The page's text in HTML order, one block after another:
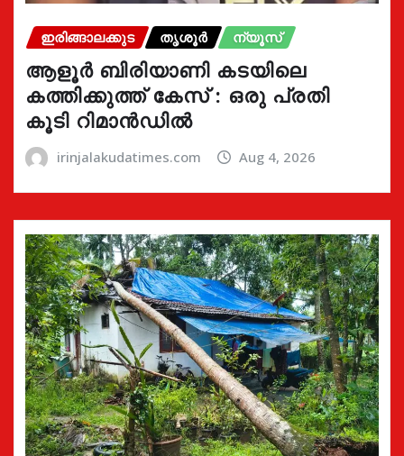
ഇരിങ്ങാലക്കുട തൃശൂർ ന്യൂസ്
ആളൂർ ബിരിയാണി കടയിലെ
കത്തിക്കുത്ത് കേസ് : ഒരു പ്രതി
കൂടി റിമാൻഡിൽ
irinjalakudatimes.com Aug 4, 2026